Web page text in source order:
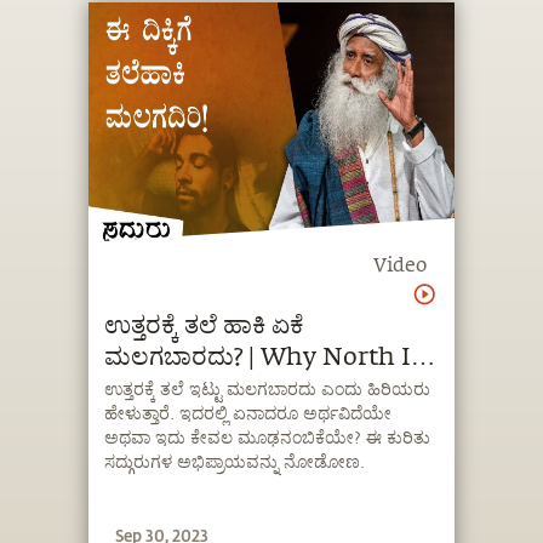
Video
ಉತ್ತರಕ್ಕೆ ತಲೆ ಹಾಕಿ ಏಕೆ
ಮಲಗಬಾರದು? | Why North Is
Not The Best Direction To
Sleep | Kannada
ಉತ್ತರಕ್ಕೆ ತಲೆ ಇಟ್ಟು ಮಲಗಬಾರದು ಎಂದು ಹಿರಿಯರು
ಹೇಳುತ್ತಾರೆ. ಇದರಲ್ಲಿ ಏನಾದರೂ ಅರ್ಥವಿದೆಯೇ
ಅಥವಾ ಇದು ಕೇವಲ ಮೂಢನಂಬಿಕೆಯೇ? ಈ ಕುರಿತು
ಸದ್ಗುರುಗಳ ಅಭಿಪ್ರಾಯವನ್ನು ನೋಡೋಣ.
Sep 30, 2023